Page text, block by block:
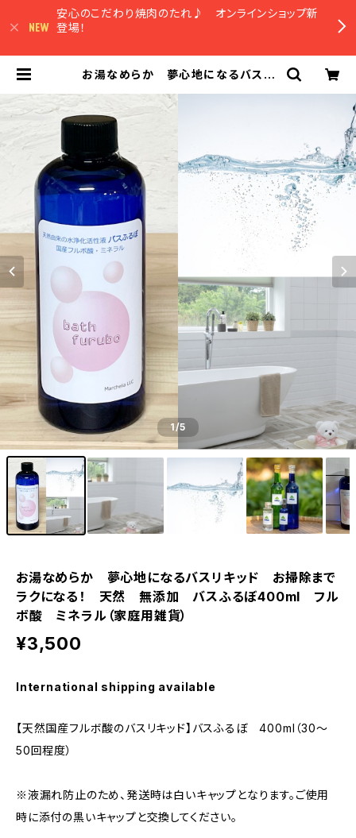
安心のこだわり焼肉のたれ♪ オンラインショップ新
登場！
お湯なめらか 夢心地になるバスリ
然 無添加 バスふるぼ400ml フ
ルボ酸 ミネラル（家庭用雑貨） | 農
園マルシェやまみずき オンラインシ
1/5
お湯なめらか 夢心地になるバスリキッド お掃除まで
ラクになる！ 天然 無添加 バスふるぼ400ml フル
ボ酸 ミネラル（家庭用雑貨）
¥3,500
International shipping available
【天然国産フルボ酸のバスリキッド】バスふるぼ 400ml（30〜
50回程度）
※液漏れ防止のため、発送時は白いキャップとなります。ご使用
時に添付の黒いキャップと交換してください。